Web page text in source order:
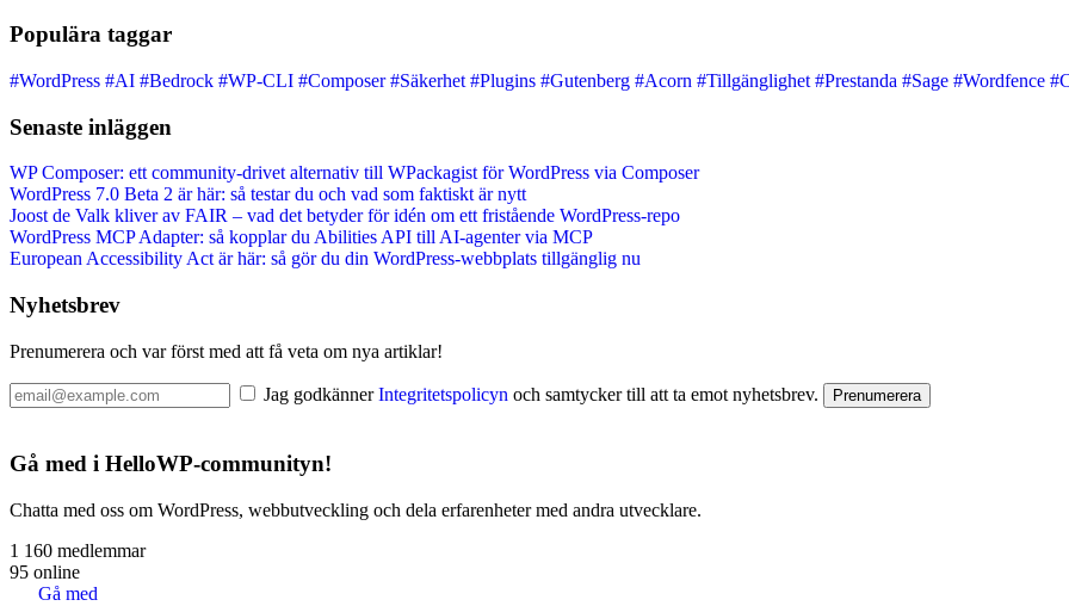
Populära taggar
#WordPress #AI #Bedrock #WP-CLI #Composer#Säkerhet #Plugins #Gutenberg #Acorn #Tillgänglighet #Prestanda #Sage #Wordfence
Senaste inläggen
WP Composer: ett community-drivet alternativ till WPackagist för WordPress via Composer
WordPress 7.0 Beta 2 är här: så testar du och vad som faktiskt är nytt
Joost de Valk kliver av FAIR – vad det betyder för idén om ett fristående WordPress-repo
WordPress MCP Adapter: så kopplar du Abilities API till AI-agenter via MCP
European Accessibility Act är här: så gör du din WordPress-webbplats tillgänglig nu
Nyhetsbrev
Prenumerera och var först med att få veta om nya artiklar!
Jag godkännerIntegritetspolicyn och samtycker till att ta emot nyhetsbrev. Prenumerera
Gå med i HelloWP-communityn!
Chatta med oss om WordPress, webbutveckling och dela erfarenheter med andra utvecklare.
1 160 medlemmar
95 online
Gå med